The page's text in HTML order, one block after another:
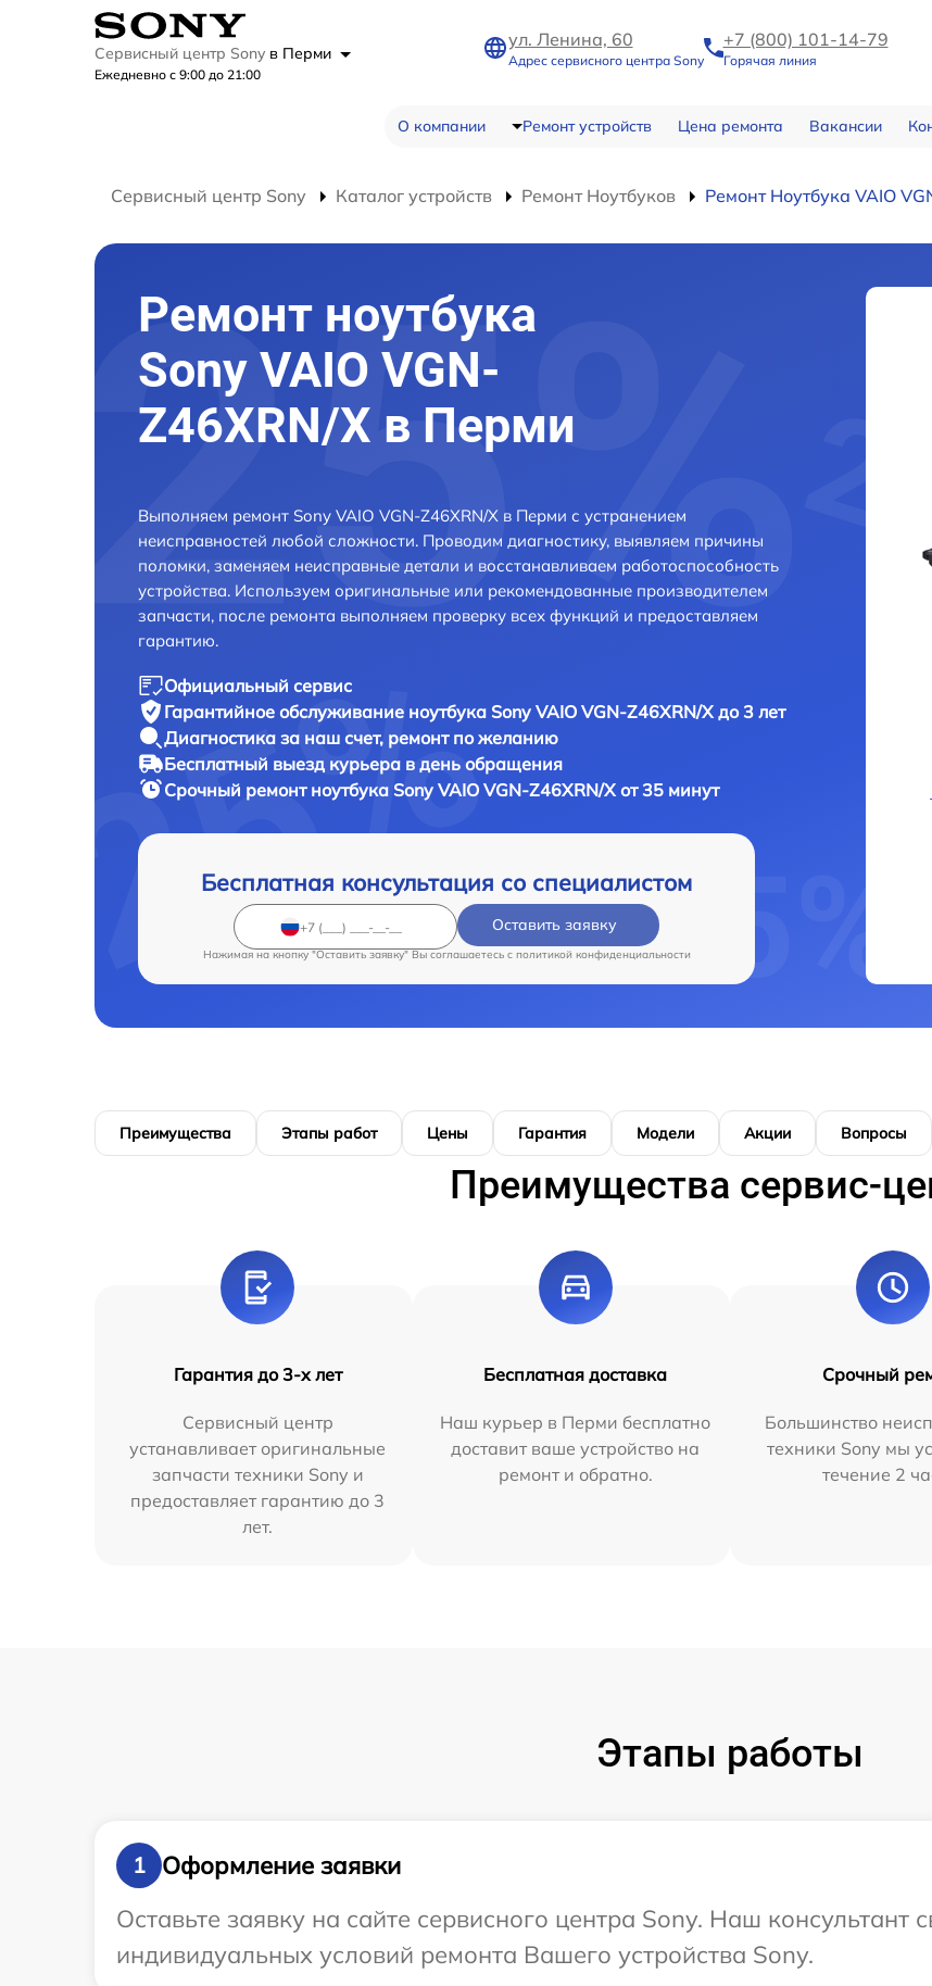
Сервисный центр Sony в Перми
Ежедневно с 9:00 до 21:00
ул. Ленина, 60
Адрес сервисного центра Sony
+7 (800) 101-14-79
Горячая линия
О компании Ремонт устройств Цена ремонта Вакансии
Сервисный центр Sony Каталог устройств Ремонт Ноутбуков Ремонт Ноутбука VAIO
Ремонт ноутбука
Sony VAIO VGN-
Z46XRN/X в Перми
Выполняем ремонт Sony VAIO VGN-Z46XRN/X в Перми с устранением
неисправностей любой сложности. Проводим диагностику, выявляем причины
поломки, заменяем неисправные детали и восстанавливаем работоспособность
устройства. Используем оригинальные или рекомендованные производителем
запчасти, после ремонта выполняем проверку всех функций и предоставляем
гарантию.
Официальный сервис
Гарантийное обслуживание ноутбука Sony VAIO VGN-Z46XRN/X до 3 лет
Диагностика за наш счет, ремонт по желанию
Бесплатный выезд курьера в день обращения
Срочный ремонт ноутбука Sony VAIO VGN-Z46XRN/X от 35 минут
Бесплатная консультация со специалистом
Оставить заявку
Нажимая на кнопку "Оставить заявку" Вы соглашаетесь c политикой конфиденциальности
Преимущества Этапы работ Цены Гарантия Модели Акции Вопросы
Преимущества сервис-
Гарантия до 3-х лет
Сервисный центр
устанавливает оригинальные
запчасти техники Sony и
предоставляет гарантию до 3
лет.
Бесплатная доставка
Наш курьер в Перми бесплатно
доставит ваше устройство на
ремонт и обратно.
Срочный
Большинство
техники Sony мы
течение 2
Этапы работы
1
Оформление заявки
Оставьте заявку на сайте сервисного центра Sony. Наш консультант
индивидуальных условий ремонта Вашего устройства Sony.